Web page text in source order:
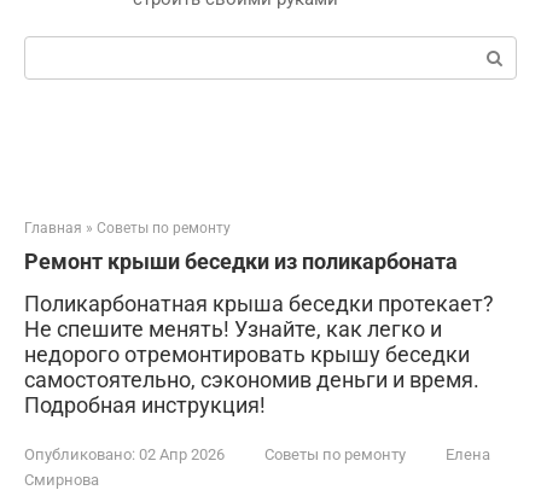
Поиск:
Главная » Советы по ремонту
Ремонт крыши беседки из поликарбоната
Поликарбонатная крыша беседки протекает?
Не спешите менять! Узнайте, как легко и
недорого отремонтировать крышу беседки
самостоятельно, сэкономив деньги и время.
Подробная инструкция!
Опубликовано: 02 Апр 2026 Советы по ремонту
Елена
Смирнова